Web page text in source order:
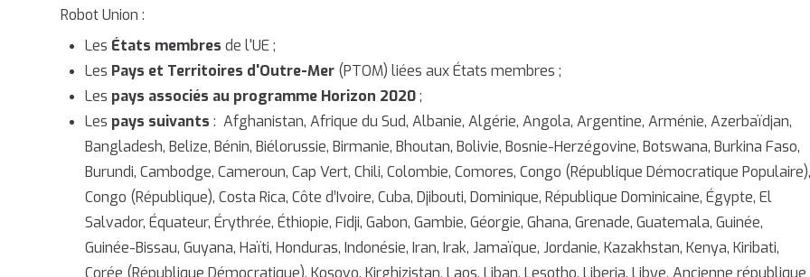
Robot Union :
Les États membres de l'UE ;
Les Pays et Territoires d'Outre-Mer(PTOM) liées aux États membres ;
Les pays associés au programme Horizon 2020;
Les pays suivants : Afghanistan, Afrique du Sud, Albanie, Algérie, Angola, Argentine, Arménie, Azerbaïdjan,
Bangladesh, Belize, Bénin, Biélorussie, Birmanie, Bhoutan, Bolivie, Bosnie-Herzégovine, Botswana, Burkina Faso,
Burundi, Cambodge, Cameroun, Cap Vert, Chili, Colombie, Comores, Congo (République Démocratique Populaire),
Congo (République), Costa Rica, Côte d’Ivoire, Cuba, Djibouti, Dominique, République Dominicaine, Égypte, El
Salvador, Équateur, Érythrée, Éthiopie, Fidji, Gabon, Gambie, Géorgie, Ghana, Grenade, Guatemala, Guinée,
Guinée-Bissau, Guyana, Haïti, Honduras, Indonésie, Iran, Irak, Jamaïque, Jordanie, Kazakhstan, Kenya, Kiribati,